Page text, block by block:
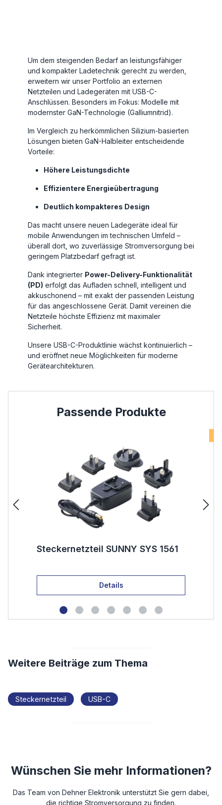
Um dem steigenden Bedarf an leistungsfähiger
und kompakter Ladetechnik gerecht zu werden,
erweitern wir unser Portfolio an externen
Netzteilen und Ladegeräten mit USB-C-
Anschlüssen. Besonders im Fokus: Modelle mit
modernster GaN-Technologie (Galliumnitrid).
Im Vergleich zu herkömmlichen Silizium-basierten
Lösungen bieten GaN-Halbleiter entscheidende
Vorteile:
Höhere Leistungsdichte
Effizientere Energieübertragung
Deutlich kompakteres Design
Das macht unsere neuen Ladegeräte ideal für
mobile Anwendungen im technischen Umfeld –
überall dort, wo zuverlässige Stromversorgung bei
geringem Platzbedarf gefragt ist.
Dank integrierter Power-Delivery-Funktionalität
(PD) erfolgt das Aufladen schnell, intelligent und
akkuschonend – mit exakt der passenden Leistung
für das angeschlossene Gerät. Damit vereinen die
Netzteile höchste Effizienz mit maximaler
Sicherheit.
Unsere USB-C-Produktlinie wächst kontinuierlich –
und eröffnet neue Möglichkeiten für moderne
Gerätearchitekturen.
Produktgalerie überspringen
Passende Produkte
Steckernetzteil TYPE-C30GC
Details
Weitere Beiträge zum Thema
Steckernetzteil USB-C
Wünschen Sie mehr Informationen?
Das Team von Dehner Elektronik unterstützt Sie gern dabei,
die richtige Stromversorgung zu finden.